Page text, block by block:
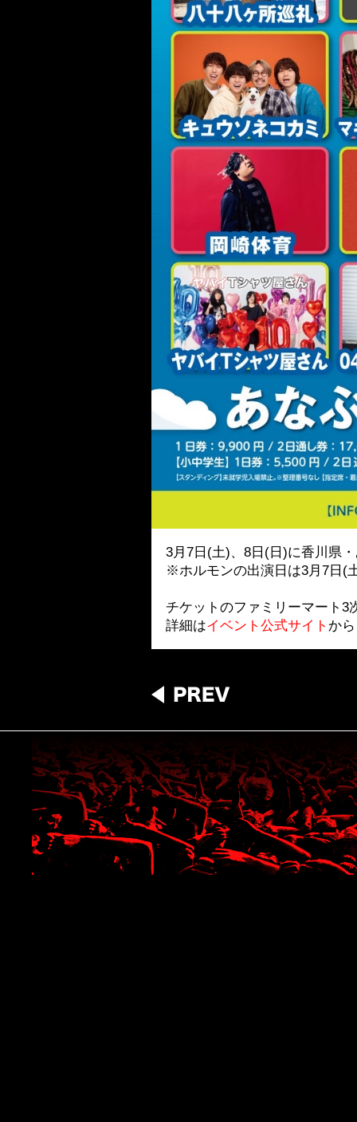
3月7日(土)、8日(日)に香川県
※ホルモンの出演日は3月7日(
チケットのファミリーマート3
詳細はイベント公式サイト か